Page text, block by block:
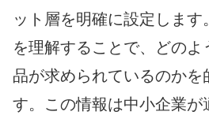
ット層を明確に設定しま
を理解することで、どのよ
品が求められているのかを
す。この情報は中小企業が